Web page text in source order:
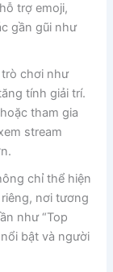
trợ emoji,
gần gũi như
trò chơi như
tính giải trí.
tham gia
stream
chỉ thể hiện
nơi tương
như “Top
bật và người